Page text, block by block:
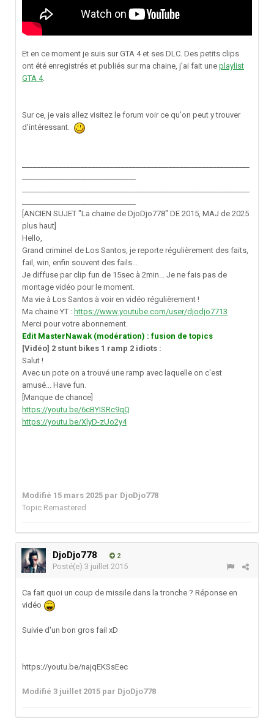
Et en ce moment je suis sur GTA 4 et ses DLC. Des petits clips
ont été enregistrés et publiés sur ma chaine, j'ai fait une playlist
GTA 4.
Sur ce, je vais allez visitez le forum voir ce qu'on peut y trouver
d'intéressant.
[ANCIEN SUJET "La chaine de DjoDjo778" DE 2015, MAJ de 2025
plus haut]
Hello,
Grand criminel de Los Santos, je reporte régulièrement des faits,
fail, win, enfin souvent des fails...
Je diffuse par clip fun de 15sec à 2min... Je ne fais pas de
montage vidéo pour le moment.
Ma vie à Los Santos à voir en vidéo régulièrement !
Ma chaine YT : https://www.youtube.com/user/djodjo7713
Merci pour votre abonnement.
Edit MasterNawak (modération) : fusion de topics
[Vidéo] 2 stunt bikes 1 ramp 2 idiots :
Salut !
Avec un pote on a trouvé une ramp avec laquelle on c'est
amusé... Have fun.
[Manque de chance]
https://youtu.be/6cBYISRc9qQ
https://youtu.be/XlyD-zUo2y4
Modifié 15 mars 2025 par DjoDjo778
Topic Remastered
DjoDjo778 2
Posté(e) 3 juillet 2015
Ca fait quoi un coup de missile dans la tronche ? Réponse en
vidéo
Suivie d'un bon gros fail xD
https://youtu.be/najqEKSsEec
Modifié 3 juillet 2015 par DjoDjo778